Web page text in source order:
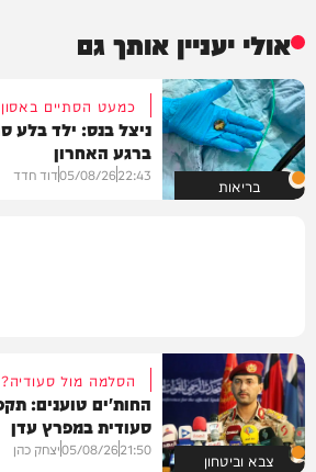
אולי יעניין אותך גם
בריאות
כמעט הסתיים באסון
ניצל בנס: ילד בלע
ברגע האחרון
22:43
05/08/26דוד חדד
צבא וביטחון
הסלמה מול סעודיה?
החות'ים טוענים:
סעודית במפרץ עדן
21:50
05/08/26יצחק כהן